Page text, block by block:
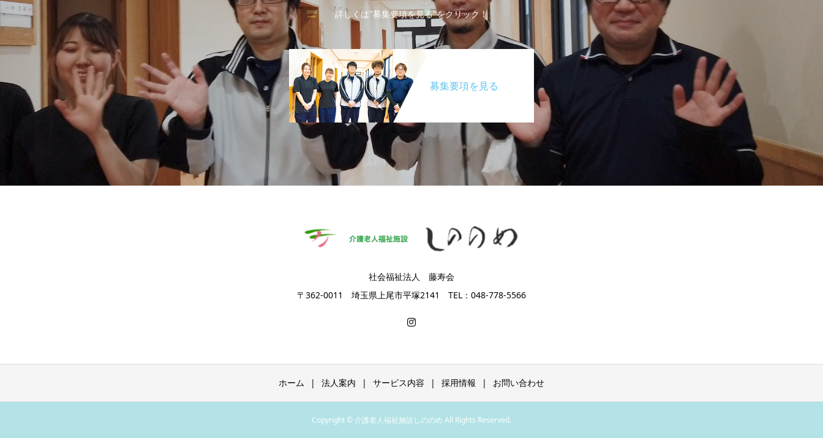
詳しくは"募集要項を見る"をクリック！
募集要項を見る
社会福祉法人 藤寿会
〒362-0011 埼玉県上尾市平塚2141 TEL：048-778-5566
ホーム 法人案内 サービス内容 採用情報 お問い合わせ
Copyright © 介護老人福祉施設しののめ All Rights Reserved.